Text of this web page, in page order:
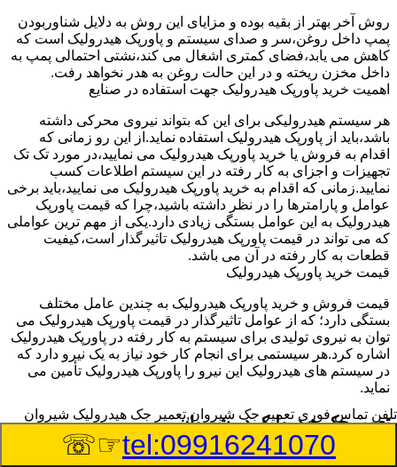
روش آخر بهتر از بقیه بوده و مزایای این روش به دلایل شناوربودن
پمپ داخل روغن،سر و صدای سیستم و پاورپک هیدرولیک است که
کاهش می یابد،فضای کمتری اشغال می کند،نشتی احتمالی پمپ به
داخل مخزن ریخته و در این حالت روغن به هدر نخواهد رفت.
اهمیت خرید پاورپک هیدرولیک جهت استفاده در صنایع
هر سیستم هیدرولیکی برای این که بتواند نیروی محرکی داشته
باشد،باید از پاورپک هیدرولیک استفاده نماید.از این رو زمانی که
اقدام به فروش یا خرید پاورپک هیدرولیک می نمایید،در مورد تک تک
تجهیزات و اجزای به کار رفته در این سیستم اطلاعات کسب
نمایید.زمانی که اقدام به خرید پاورپک هیدرولیک می نمایید،باید برخی
عوامل و پارامترها را در نظر داشته باشید،چرا که قیمت پاورپک
هیدرولیک به این عوامل بستگی زیادی دارد.یکی از مهم ترین عواملی
که می تواند در قیمت پاورپک هیدرولیک تاثیرگذار است،کیفیت
قطعات به کار رفته در آن می باشد.
قیمت خرید پاورپک هیدرولیک
قیمت فروش و خرید پاورپک هیدرولیک به چندین عامل مختلف
بستگی دارد؛ که از عوامل تاثیرگذار در قیمت پاورپک هیدرولیک می
توان به نیروی تولیدی برای سیستم به کار رفته در پاورپک هیدرولیک
اشاره کرد.هر سیستمی برای انجام کار خود نیاز به یک نیرو دارد که
در سیستم های هیدرولیک این نیرو را پاورپک هیدرولیک تأمین می
نماید.
تعمیر جک هیدرولیک در شیروان
وسیله‎ای که با عملکرد خود موجب بلند شدن اهرم و یا وزن سنگین
تلفن تماس فوری تعمیر جک شیروان,تعمیر جک هیدرولیک شیروان
tel:09916241070
☞☏